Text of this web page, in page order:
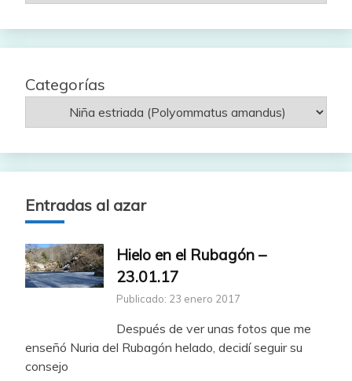
Categorías
Entradas al azar
Hielo en el Rubagón –
23.01.17
Publicado: 23 enero 2017
Después de ver unas fotos que me
enseñó Nuria del Rubagón helado, decidí seguir su
consejo